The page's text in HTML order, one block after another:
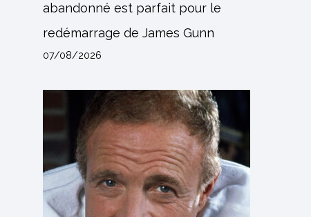
abandonné est parfait pour le
redémarrage de James Gunn
07/08/2026